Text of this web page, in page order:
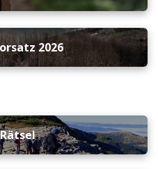
2026